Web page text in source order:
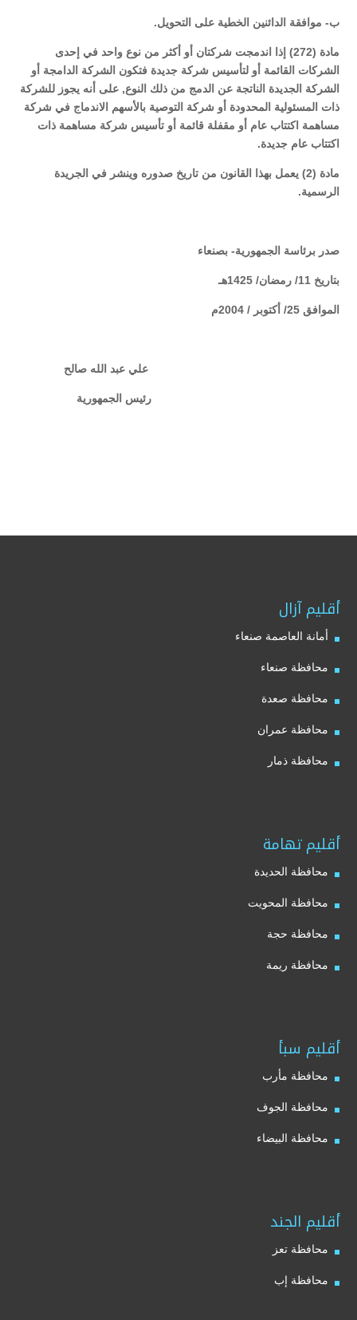
ب- موافقة الدائنين الخطية على التحويل.
مادة (272) إذا اندمجت شركتان أو أكثر من نوع واحد في إحدى
الشركات القائمة أو لتأسيس شركة جديدة فتكون الشركة الدامجة أو
الشركة الجديدة الناتجة عن الدمج من ذلك النوع, على أنه يجوز للشركة
ذات المسئولية المحدودة أو شركة التوصية بالأسهم الاندماج في شركة
مساهمة اكتتاب عام أو مقفلة قائمة أو تأسيس شركة مساهمة ذات
اكتتاب عام جديدة.
مادة (2) يعمل بهذا القانون من تاريخ صدوره وينشر في الجريدة
الرسمية.
صدر برئاسة الجمهورية- بصنعاء
بتاريخ 11/ رمضان/ 1425هـ
الموافق 25/ أكتوبر / 2004م
علي عبد الله صالح
رئيس الجمهورية
أقليم آزال
أمانة العاصمة صنعاء
محافظة صنعاء
محافظة صعدة
محافظة عمران
محافظة ذمار
أقليم تهامة
محافظة الحديدة
محافظة المحويت
محافظة حجة
محافظة ريمة
أقليم سبأ
محافظة مأرب
محافظة الجوف
محافظة البيضاء
أقليم الجند
محافظة تعز
محافظة إب